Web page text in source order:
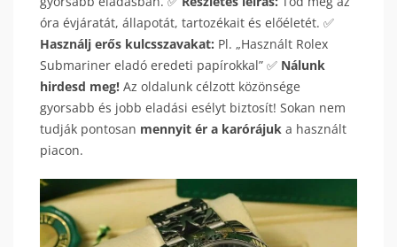
óra évjáratát, állapotát, tartozékait és előéletét. ✅
Használj erős kulcsszavakat: Pl. „Használt Rolex
Submariner eladó eredeti papírokkal” ✅ Nálunk
hirdesd meg! Az oldalunk célzott közönsége
gyorsabb és jobb eladási esélyt biztosít! Sokan nem
tudják pontosan mennyit ér a karórájuk a használt
piacon.